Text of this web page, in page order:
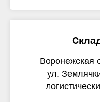
Воронежская
ул.